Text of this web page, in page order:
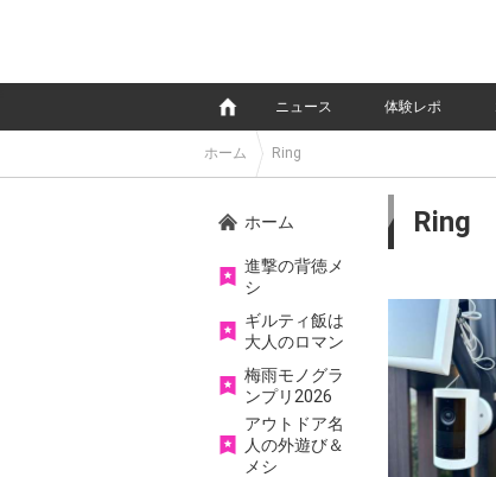
ニュース 体験レポ
ホーム Ring
ホーム
進撃の背徳メ
シ
ギルティ飯は
大人のロマン
梅雨モノグラ
ンプリ2026
アウトドア名
人の外遊び＆
メシ
Ring